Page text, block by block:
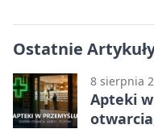
Ostatnie
8 sierpnia
Apteki